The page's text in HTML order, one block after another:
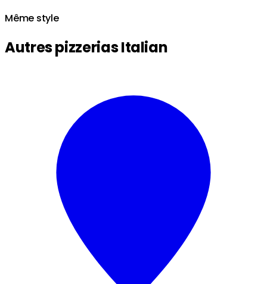
Même style
Autres pizzerias Italian